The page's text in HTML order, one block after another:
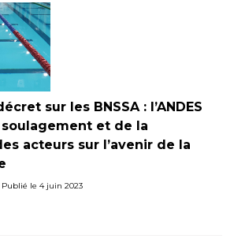
sur les BNSSA : l’ANDES
et de la
acteurs sur l’avenir de la
Publié le 4 juin 2023